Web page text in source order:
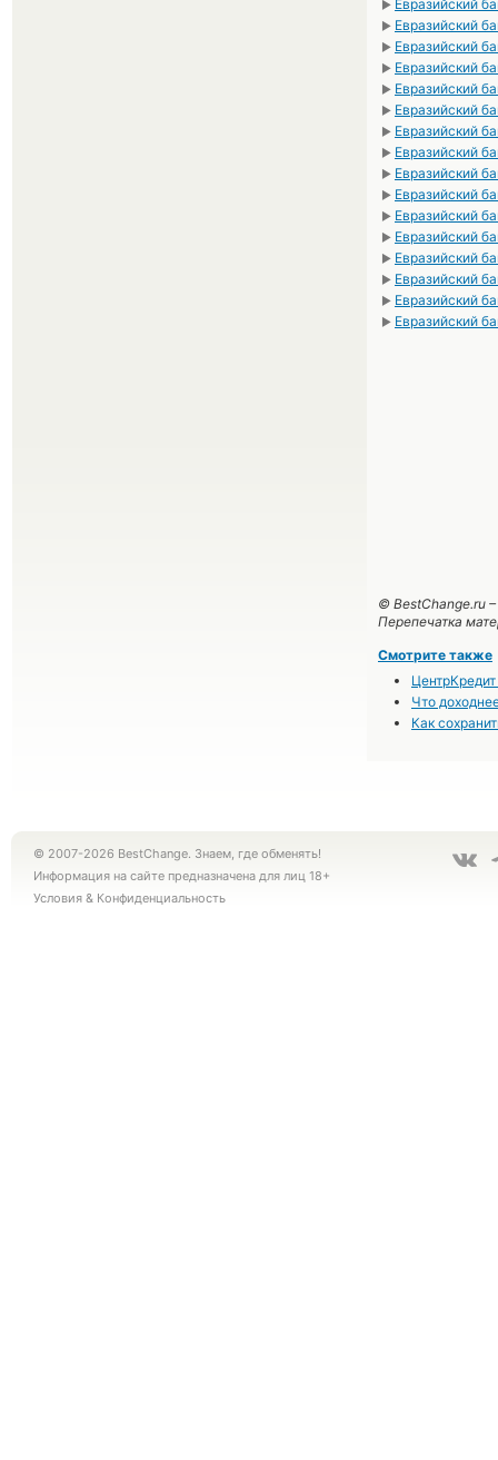
► Евразийский
► Евразийский
► Евразийский
► Евразийский
► Евразийский
► Евразийский
► Евразийский
► Евразийский
► Евразийский
► Евразийский
► Евразийский
► Евразийский
► Евразийский
► Евразийский
► Евразийский
► Евразийский
© BestChange.ru –
Перепечатка
Смотрите также
Что
Как
© 2007-2026 BestChange. Знаем, где обменять!
Информация на сайте предназначена для лиц 18+
Условия & Конфиденциальность